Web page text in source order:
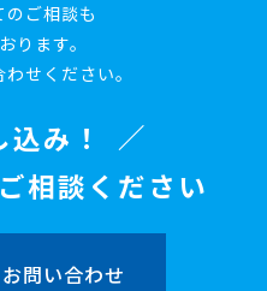
ご相談も
ります。
せください。
み！
相談ください
問い合わせ